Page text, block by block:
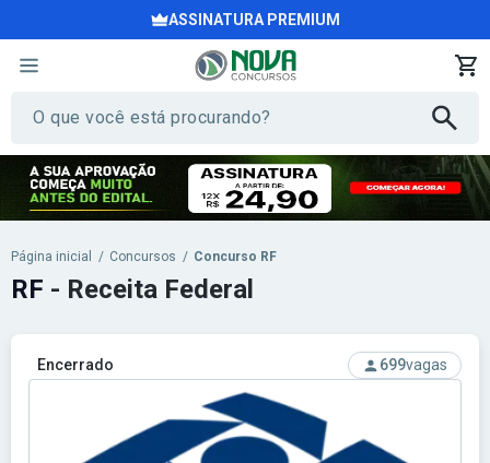
ASSINATURA PREMIUM
Página inicial / Concursos / Concurso RF
Encerrado 699vagas
RF - Receita Federal